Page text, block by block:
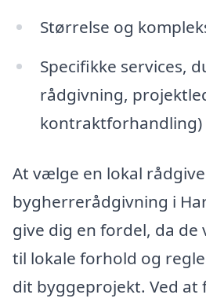
Størrelse og
Specifikke services,
rådgivning,
kontraktforhandling)
At vælge en lokal
bygherrerådgivning i
give dig en fordel, da de
til lokale forhold og
dit byggeprojekt. Ved at